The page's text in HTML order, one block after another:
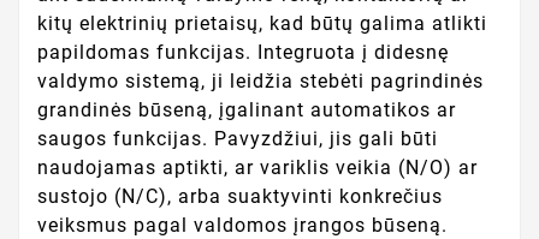
kitų elektrinių prietaisų, kad būtų galima atlikti
papildomas funkcijas. Integruota į didesnę
valdymo sistemą, ji leidžia stebėti pagrindinės
grandinės būseną, įgalinant automatikos ar
saugos funkcijas. Pavyzdžiui, jis gali būti
naudojamas aptikti, ar variklis veikia (N/O) ar
sustojo (N/C), arba suaktyvinti konkrečius
veiksmus pagal valdomos įrangos būseną.